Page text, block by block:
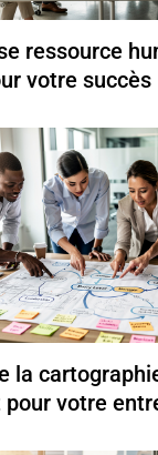
ressource
votre succès
la
pour votre